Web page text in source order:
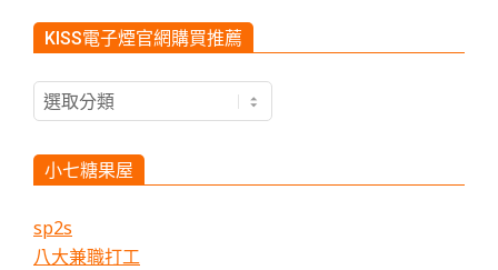
子
煙
彈
KISS電子煙官網購買推薦
KISS
電
煙
官
購
買
小七糖果屋
sp2s
八大兼職打工